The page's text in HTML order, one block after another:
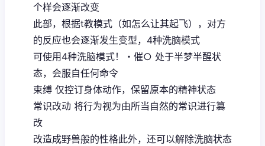
个样会逐渐改变
此部，根据t教模式（如怎么让其起飞），对方
的反应也会逐渐发生变型，4种洗脑模式
可使用4种洗脑模式！・催○ 处于半梦半醒状
态，会服自任何命令
束缚 仅控订身体动作，保留原本的精神状态
常识改动 将行为视为由所当自然的常识进行篡
改
改造成野兽般的性格此外，还可以解除洗脑状态